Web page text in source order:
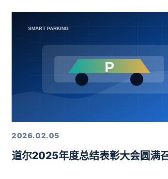
2026.02.05
道尔2025年度总结表彰大会圆满